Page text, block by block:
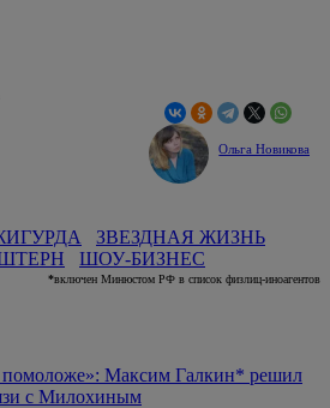
Ольга Новикова
ЗВЕЗДНАЯ ЖИЗНЬ
ШОУ-БИЗНЕС
*включен Минюстом РФ в список физлиц-иноагентов
помоложе»: Максим Галкин* решил
с Милохиным